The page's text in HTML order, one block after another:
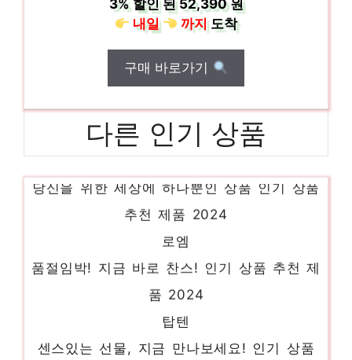
3%할인 된52,390 원
내일
까지도착
구매 바로가기
다른 인기 상품
르샵원피스
당신을 위한 세상에 하나뿐인 상품 인기 상품